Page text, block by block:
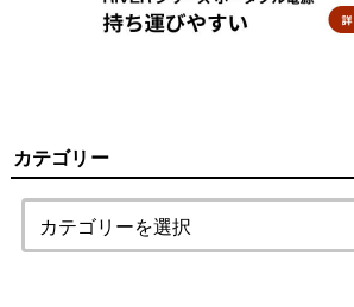
カテゴリー